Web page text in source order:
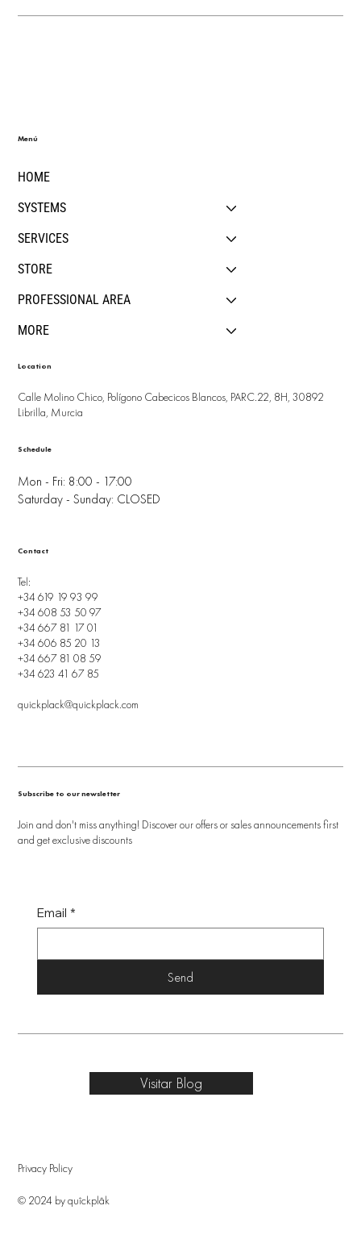
HOME
SYSTEMS
SERVICES
STORE
PROFESSIONAL AREA
MORE
Menú
Location
Calle Molino Chico, Polígono Cabecicos Blancos, PARC.22, 8H, 30892
Librilla, Murcia
Mon - Fri: 8:00 - 17:00
Saturday - Sunday: CLOSED
Schedule
Tel:
+34 619 19 93 99
+34 608 53 50 97
+34 667 81 17 01
+34 606 85 20 13
+34 667 81 08 59
+34 623 41 67 85
quickplack@quickplack.com
Contact
Subscribe to our newsletter
Join and don't miss anything! Discover our offers or sales announcements first
and get exclusive discounts
Email *
Send
Privacy Policy
© 2024 by quîckplâk
Visitar Blog